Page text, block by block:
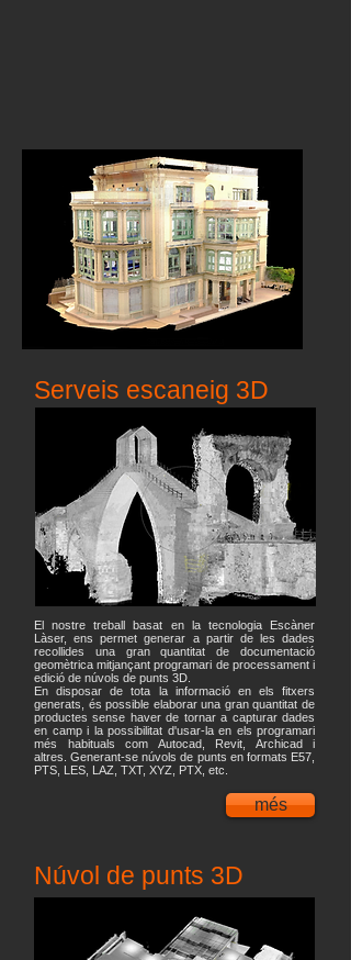
Serveis escaneig 3D
El nostre treball basat en la tecnologia Escàner
Làser, ens permet generar a partir de les dades
recollides una gran quantitat de documentació
geomètrica mitjançant programari de processament i
edició de núvols de punts 3D.
En disposar de tota la informació en els fitxers
generats, és possible elaborar una gran quantitat de
productes sense haver de tornar a capturar dades
en camp i la possibilitat d'usar-la en els programari
més habituals com Autocad, Revit, Archicad i
altres. Generant-se núvols de punts en formats E57,
PTS, LES, LAZ, TXT, XYZ, PTX, etc.
més
Núvol de punts 3D